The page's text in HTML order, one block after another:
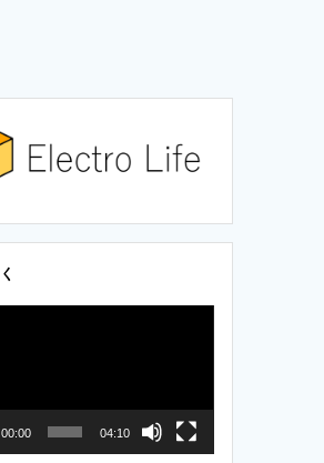
00:00 04:10